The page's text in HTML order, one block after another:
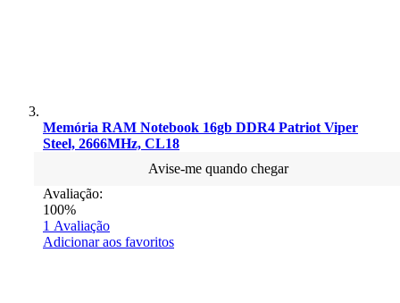
Memória RAM Notebook 16gb DDR4 Patriot Viper
Steel, 2666MHz, CL18
Avise-me quando chegar
Avaliação:
100%
1 Avaliação
Adicionar aos favoritos